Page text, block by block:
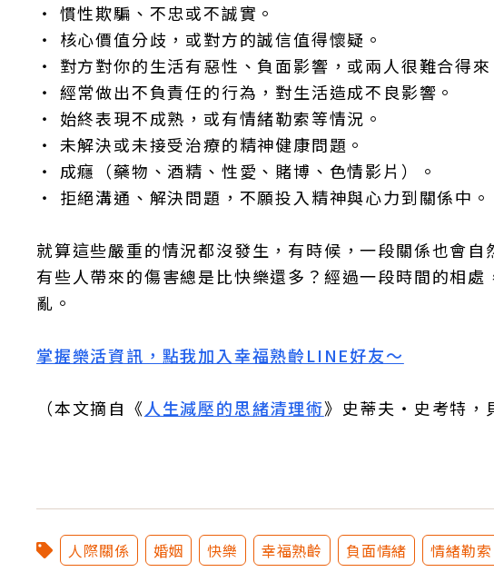
‧ 慣性欺騙、不忠或不誠實。
‧ 核心價值分歧，或對方的誠信值得懷疑。
‧ 對方對你的生活有惡性、負面影響，或兩人很難合得來
‧ 經常做出不負責任的行為，對生活造成不良影響。
‧ 始終表現不成熟，或有情緒勒索等情況。
‧ 未解決或未接受治療的精神健康問題。
‧ 成癮（藥物、酒精、性愛、賭博、色情影片）。
‧ 拒絕溝通、解決問題，不願投入精神與心力到關係中。
就算這些嚴重的情況都沒發生，有時候，一段關係也會
有些人帶來的傷害總是比快樂還多？經過一段時間的相
亂。
掌握樂活資訊，點我加入幸福熟齡LINE好友～
（本文摘自《人生減壓的思緒清理術》史蒂夫‧史考特，
人際關係 婚姻 快樂 幸福熟齡 負面情緒 情緒勒索